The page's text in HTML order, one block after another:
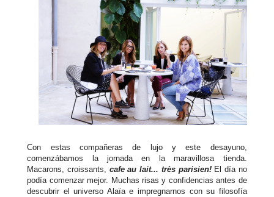
Con estas compañeras de lujo y este desayuno,
comenzábamos la jornada en la maravillosa tienda.
Macarons, croissants, cafe au lait... très parisien! El día no
podía comenzar mejor. Muchas risas y confidencias antes de
descubrir el universo Alaïa e impregnarnos con su filosofía